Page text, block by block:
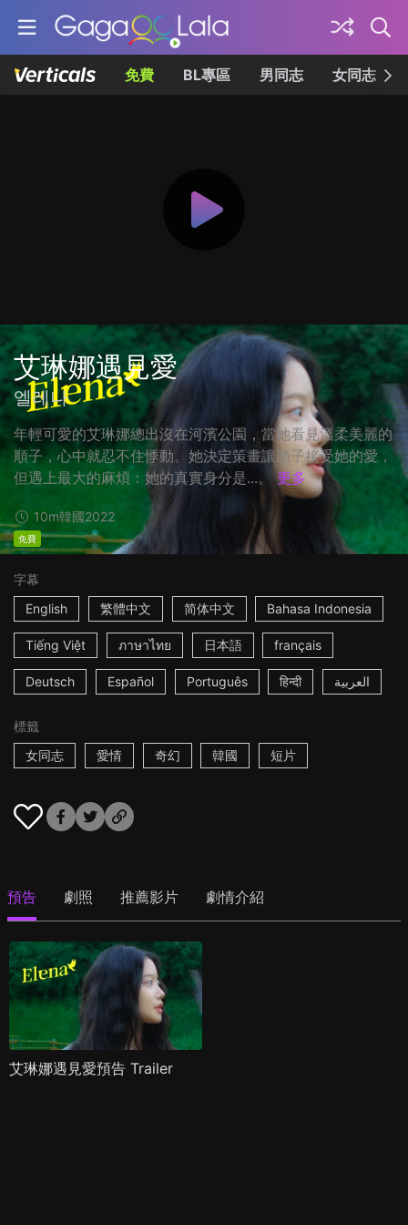
免費 BL專區 男同志 女同志
艾琳娜遇見愛
엘레나
年輕可愛的艾琳娜總出沒在河濱公園，當她看見溫柔美麗的
順子，心中就忍不住悸動。她決定策畫讓順子接受她的愛，
但遇上最大的麻煩：她的真實身分是...。 更多
10m韓國2022
免費
字幕
English
繁體中文 简体中文 Bahasa Indonesia
Tiếng Việt ภาษาไทย 日本語 français
Deutsch Español Português हिन्दी العربية
標籤
女同志
愛情 奇幻 韓國 短片
預告 劇照 推薦影片 劇情介紹
艾琳娜遇見愛預告 Trailer